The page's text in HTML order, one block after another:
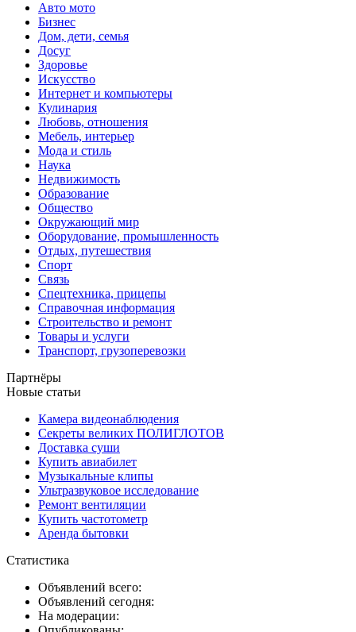
Авто мото
Бизнес
Дом, дети, семья
Досуг
Здоровье
Искусство
Интернет и компьютеры
Кулинария
Любовь, отношения
Мебель, интерьер
Мода и стиль
Наука
Недвижимость
Образование
Общество
Окружающий мир
Оборудование, промышленность
Отдых, путешествия
Спорт
Связь
Спецтехника, прицепы
Справочная информация
Строительство и ремонт
Товары и услуги
Транспорт, грузоперевозки
Партнёры
Новые статьи
Камера видеонаблюдения
Секреты великих ПОЛИГЛОТОВ
Доставка суши
Купить авиабилет
Музыкальные клипы
Ультразвуковое исследование
Ремонт вентиляции
Купить частотометр
Аренда бытовки
Статистика
Объявлений всего:
Объявлений сегодня:
На модерации: